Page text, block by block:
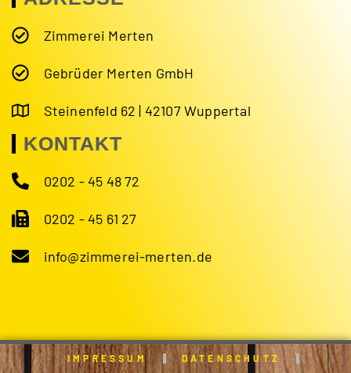
Zimmerei Merten
Gebrüder Merten GmbH
Steinenfeld 62 | 42107 Wuppertal
KONTAKT
0202 - 45 48 72
0202 - 45 61 27
info@zimmerei-merten.de
IMPRESSUM DATENSCHUTZ